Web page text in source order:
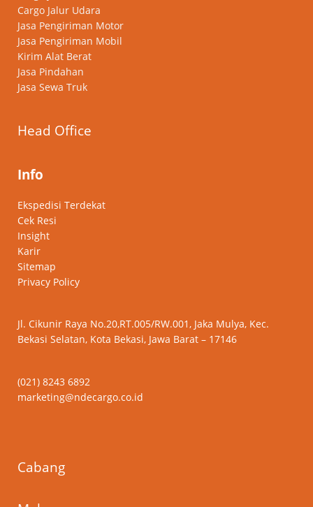
Cargo Jalur Udara
Jasa Pengiriman Motor
Jasa Pengiriman Mobil
Kirim Alat Berat
Jasa Pindahan
Jasa Sewa Truk
Head Office
Info
Ekspedisi Terdekat
Cek Resi
Insight
Karir
Sitemap
Privacy Policy
Jl. Cikunir Raya No.20,RT.005/RW.001, Jaka Mulya, Kec.
Bekasi Selatan, Kota Bekasi, Jawa Barat – 17146
(021) 8243 6892
marketing@ndecargo.co.id
Cabang